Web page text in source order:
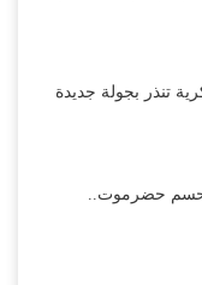
تنذر بجولة جديدة
حسم حضرموت..